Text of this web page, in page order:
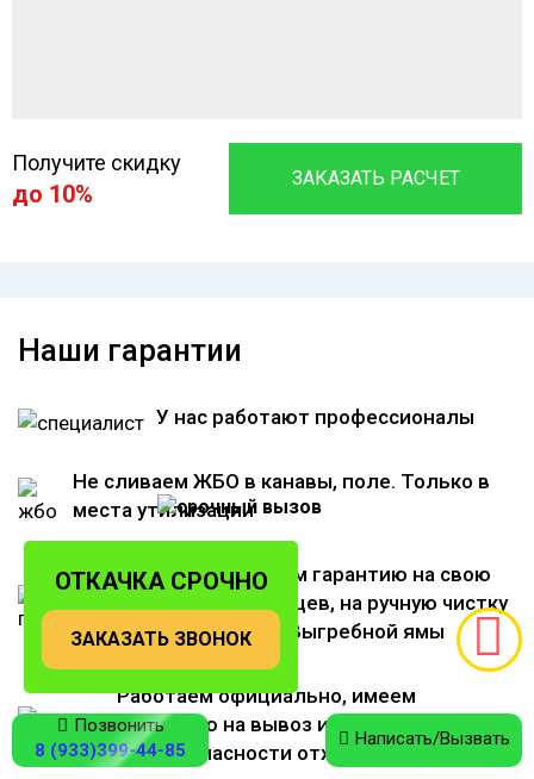
Получите скидку
до 10%
ЗАКАЗАТЬ РАСЧЕТ
Наши гарантии
У нас работают профессионалы
Не сливаем ЖБО в канавы, поле. Только в
места утилизации
Мы предоставляем гарантию на свою
работу до 12 месяцев, на ручную чистку
Канализации или Выгребной ямы
Работаем официально, имеем
лицензию на вывоз и утилизацию до 4
класса опасности отходов
ОТКАЧКА СРОЧНО
ЗАКАЗАТЬ ЗВОНОК
Позвонить
8 (933)399-44-85
Написать/Вызвать